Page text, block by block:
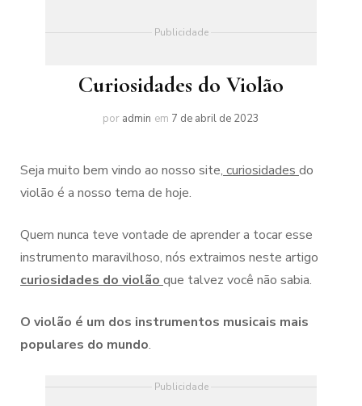
Publicidade
Curiosidades do Violão
por admin em 7 de abril de 2023
Seja muito bem vindo ao nosso site, curiosidades do
violão é a nosso tema de hoje.
Quem nunca teve vontade de aprender a tocar esse
instrumento maravilhoso, nós extraimos neste artigo
curiosidades do violão que talvez você não sabia.
O violão é um dos instrumentos musicais mais
populares do mundo.
Publicidade